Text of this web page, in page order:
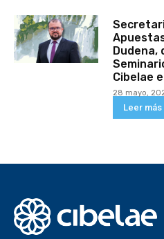
Dudena,
Cibelae
28 mayo,
Leer más